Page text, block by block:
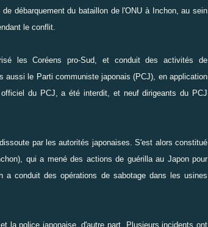
débarquement du bataillon de l'ONU à Inchon, au sein
le conflit.
les Coréens pro-Sud, et conduit des activités de
aussi le Parti communiste japonais (PCJ), en application
du PCJ, a été interdit, et neuf dirigeants du PCJ
par les autorités japonaises. S'est alors constitué
qui a mené des actions de guérilla au Japon pour
a conduit des opérations de sabotage dans les usines
la police japonaise, d'autre part. Plusieurs incidents ont